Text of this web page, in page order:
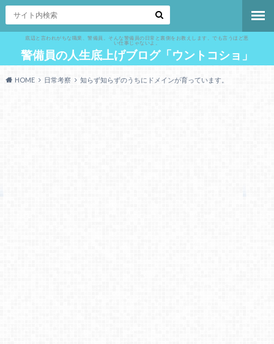
底辺と言われがちな職業、警備員。そんな警備員の日常と裏側をお教えします。でも言うほど悪
い仕事じゃないよ。
警備員の人生底上げブログ「ウントコショ」
HOME 日常考察 知らず知らずのうちにドメインが育っています。